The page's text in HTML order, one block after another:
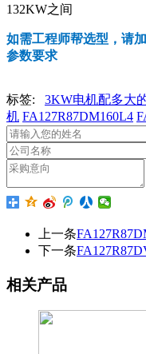
132KW之间
如需工程师帮选型，请
参数要求
标签:
3KW电机配多大
机 FA127R87DM160L4
上一条
下一条
相关产品